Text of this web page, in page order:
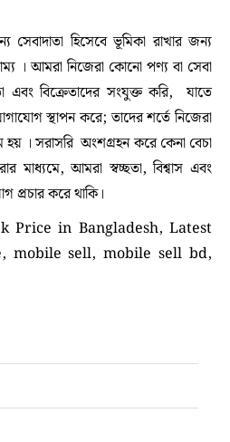
হিসেবে ভূমিকা রাখার জন্য
। আমরা নিজেরা কোনো পণ্য বা সেবা
এবং বিক্রেতাদের সংযুক্ত করি, যাতে
স্থাপন করে; তাদের শর্তে নিজেরা
। সরাসরি অংশগ্রহন করে কেনা বেচা
মাধ্যমে, আমরা স্বচ্ছতা, বিশ্বাস এবং
প্রচার করে থাকি।
Price in Bangladesh, Latest
mobile sell, mobile sell bd,